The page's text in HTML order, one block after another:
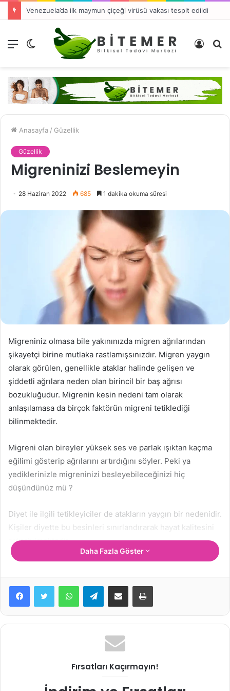
Venezuela’da ilk maymun çiçeği virüsü vakası tespit edildi
Menü
görünümü
Kayıt
Anasayfa / Güzellik
Güzellik
Migreninizi Beslemeyin
28 Haziran 2022 685 1 dakika okuma süresi
Migreniniz olmasa bile yakınınızda migren ağrılarından
şikayetçi birine mutlaka rastlamışsınızdır. Migren yaygın
olarak görülen, genellikle ataklar halinde gelişen ve
şiddetli ağrılara neden olan birincil bir baş ağrısı
bozukluğudur. Migrenin kesin nedeni tam olarak
anlaşılamasa da birçok faktörün migreni tetiklediği
bilinmektedir.
Migreni olan bireyler yüksek ses ve parlak ışıktan kaçma
eğilimi gösterip ağrılarını artırdığını söyler. Peki ya
yediklerinizle migreninizi besleyebileceğinizi hiç
düşündünüz mü ?
Diyet ile ilgili tetikleyiciler de atakların yaygın bir nedenidir.
Kişiler diyette bu besinleri sınırlandırarak hayat kalitesini
artırabilmektedir.
Kış Meyvesi Nar
Peynir
Daha Fazla Göster
WhatsAppTelegramE-Posta ile paylaş Yazdır
Fırsatları Kaçırmayın!